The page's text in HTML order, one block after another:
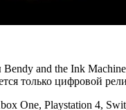
and the Ink
только цифровой
One, Playstation 4,